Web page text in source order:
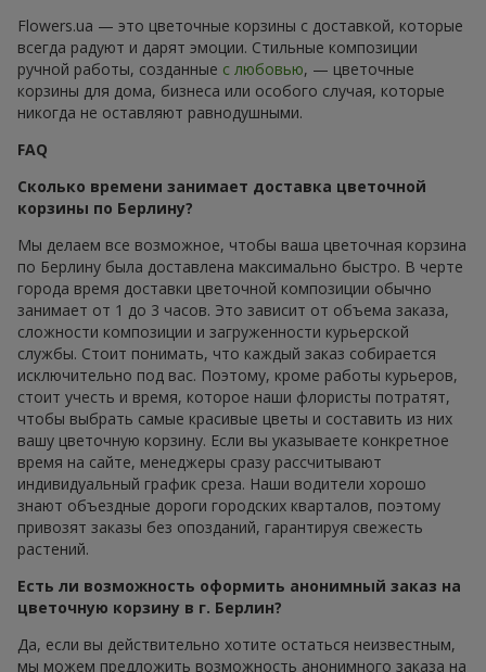
Flowers.ua — это цветочные корзины с доставкой, которые
всегда радуют и дарят эмоции. Стильные композиции
ручной работы, созданные с любовью, — цветочные
корзины для дома, бизнеса или особого случая, которые
никогда не оставляют равнодушными.
FAQ
Сколько времени занимает доставка цветочной
корзины по Берлину?
Мы делаем все возможное, чтобы ваша цветочная корзина
по Берлину была доставлена максимально быстро. В черте
города время доставки цветочной композиции обычно
занимает от 1 до 3 часов. Это зависит от объема заказа,
сложности композиции и загруженности курьерской
службы. Стоит понимать, что каждый заказ собирается
исключительно под вас. Поэтому, кроме работы курьеров,
стоит учесть и время, которое наши флористы потратят,
чтобы выбрать самые красивые цветы и составить из них
вашу цветочную корзину. Если вы указываете конкретное
время на сайте, менеджеры сразу рассчитывают
индивидуальный график среза. Наши водители хорошо
знают объездные дороги городских кварталов, поэтому
привозят заказы без опозданий, гарантируя свежесть
растений.
Есть ли возможность оформить анонимный заказ на
цветочную корзину в г. Берлин?
Да, если вы действительно хотите остаться неизвестным,
мы можем предложить возможность анонимного заказа на